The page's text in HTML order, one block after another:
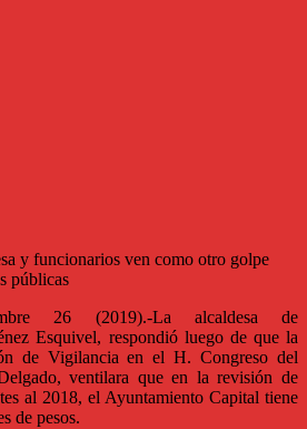
y funcionarios ven como otro golpe
públicas
26 (2019).-La alcaldesa de
Esquivel, respondió luego de que la
de Vigilancia en el H. Congreso del
ventilara que en la revisión de
al 2018, el Ayuntamiento Capital tiene
de pesos.